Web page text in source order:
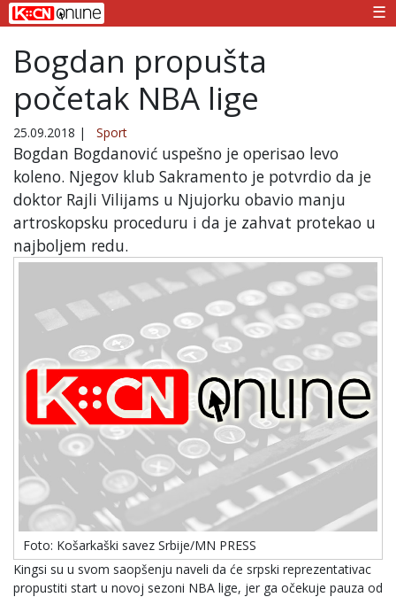
☰
Bogdan propušta
početak NBA lige
25.09.2018 | Sport
Bogdan Bogdanović uspešno je operisao levo
koleno. Njegov klub Sakramento je potvrdio da je
doktor Rajli Vilijams u Njujorku obavio manju
artroskopsku proceduru i da je zahvat protekao u
najboljem redu.
Foto: Košarkaški savez Srbije/MN PRESS
Kingsi su u svom saopšenju naveli da će srpski reprezentativac
propustiti start u novoj sezoni NBA lige, jer ga očekuje pauza od